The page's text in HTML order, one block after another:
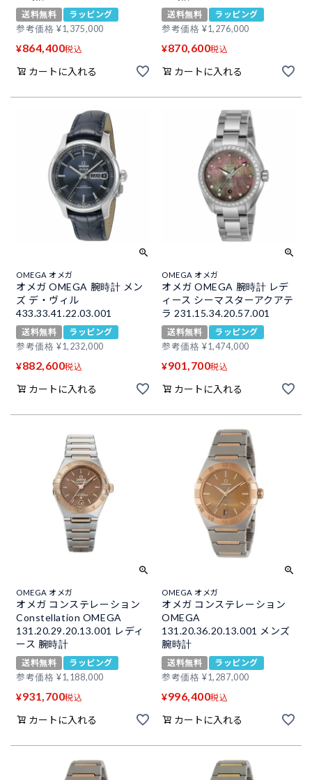
送料無料
ラッピング
参考価格 ¥1,375,000
¥864,400税込
カートに入れる
送料無料
ラッピング
参考価格 ¥1,276,000
¥870,600税込
カートに入れる
OMEGA オメガ
オメガ OMEGA 腕時計 メン
ズ デ・ヴィル
433.33.41.22.03.001
送料無料
ラッピング
参考価格 ¥1,232,000
¥882,600税込
カートに入れる
OMEGA オメガ
オメガ OMEGA 腕時計 レデ
ィース シーマスターアクアテ
ラ 231.15.34.20.57.001
送料無料
ラッピング
参考価格 ¥1,474,000
¥901,700税込
カートに入れる
OMEGA オメガ
オメガ コンステレーション
Constellation OMEGA
131.20.29.20.13.001 レディ
ース 腕時計
送料無料
ラッピング
参考価格 ¥1,188,000
¥931,700税込
カートに入れる
OMEGA オメガ
オメガ コンステレーション
OMEGA
131.20.36.20.13.001 メンズ
腕時計
送料無料
ラッピング
参考価格 ¥1,287,000
¥996,400税込
カートに入れる